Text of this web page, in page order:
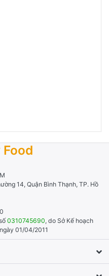
14, Quận Bình Thạnh, TP. Hồ
0310745690, do Sở Kế hoạch
01/04/2011